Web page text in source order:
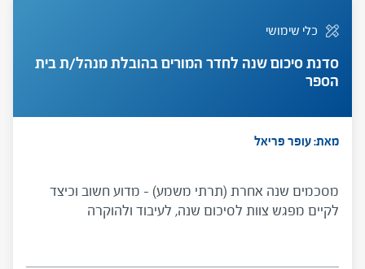
כלי שימושי
סדנת סיכום שנה לחדר המורים בהובלת מנהל/ת בית
הספר
מאת: עופר פריאל
מסכמים שנה אחרת (תרתי משמע) – מדוע חשוב וכיצד
לקיים מפגש צוות לסיכום שנה, לעיבוד ולהוקרה